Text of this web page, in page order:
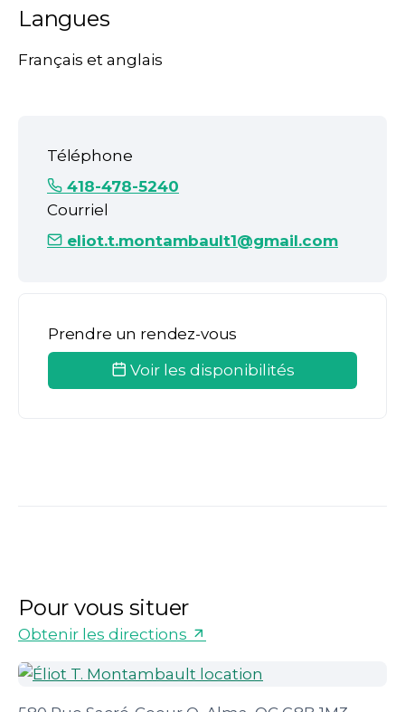
Langues
Français et anglais
Téléphone
418-478-5240
Courriel
eliot.t.montambault1@gmail.com
Prendre un rendez-vous
Voir les disponibilités
Pour vous situer
Obtenir les directions